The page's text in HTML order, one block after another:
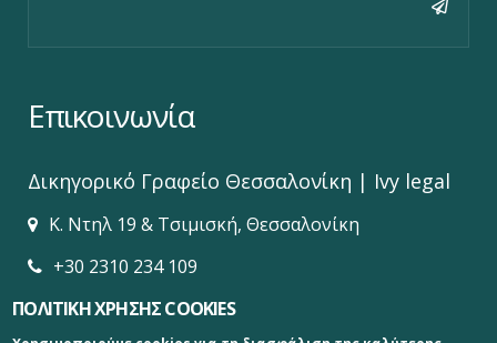
Επικοινωνία
Δικηγορικό Γραφείο‎ Θεσσαλονίκη | Ivy legal
Κ. Ντηλ 19 & Τσιμισκή, Θεσσαλονίκη
+30 2310 234 109
info@ivylegal.gr
ΠΟΛΙΤΙΚΗ ΧΡΗΣΗΣ COOKIES